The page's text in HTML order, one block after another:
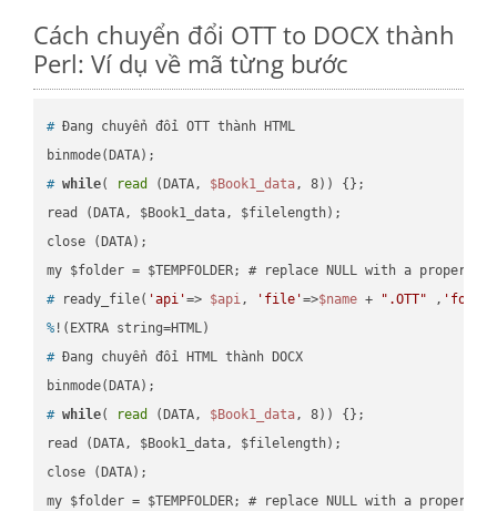
Cách chuyển đổi OTT to DOCX thành
Perl: Ví dụ về mã từng bước
# Đang chuyển đổi OTT thành HTML
# while( read (DATA, $Book1_data, 8)) {};
read (DATA, $Book1_data, $filelength);
close (DATA);
# ready_file( 'api'=> $api, 'file'=>$name + ".OTT" ,
% !(EXTRA string=HTML)
# Đang chuyển đổi HTML thành DOCX
# while( read (DATA, $Book1_data, 8)) {};
read (DATA, $Book1_data, $filelength);
close (DATA);